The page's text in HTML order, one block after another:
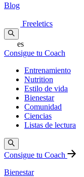
Blog
Freeletics
es
Consigue tu Coach
Entrenamiento
Nutrition
Estilo de vida
Bienestar
Comunidad
Ciencias
Listas de lectura
Consigue tu Coach
Bienestar